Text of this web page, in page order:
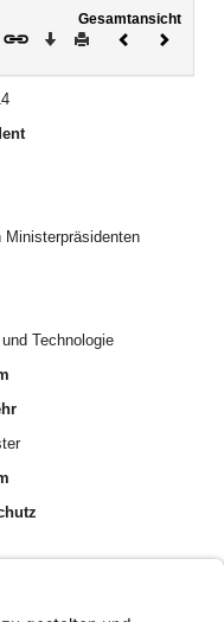
Gesamtansicht
Download
DruckenVorheriges
Technologie
und Integration